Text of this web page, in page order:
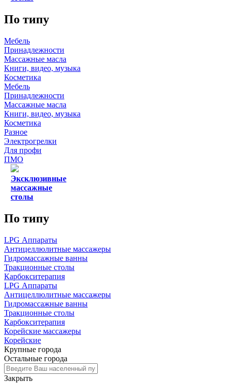
По типу
Мебель
Принадлежности
Массажные масла
Книги, видео, музыка
Косметика
Мебель
Принадлежности
Массажные масла
Книги, видео, музыка
Косметика
Разное
Электрогрелки
Для профи
ПМО
Эксклюзивные
массажные
столы
По типу
LPG Аппараты
Антицеллюлитные массажеры
Гидромассажные ванны
Тракционные столы
Карбокситерапия
LPG Аппараты
Антицеллюлитные массажеры
Гидромассажные ванны
Тракционные столы
Карбокситерапия
Корейские массажеры
Корейские
Крупные города
Остальные города
Закрыть